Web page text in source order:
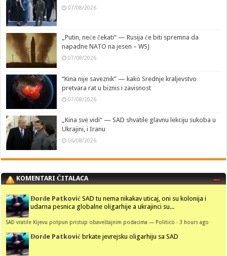
07/08/2026
„Putin, neće čekati“ — Rusija će biti spremna da
napadne NATO na jesen – WSJ
07/08/2026
“Kina nije saveznik” — kako Srednje kraljevstvo
pretvara rat u biznis i zavisnost
07/08/2026
„Kina sve vidi“ — SAD shvatile glavnu lekciju sukoba u
Ukrajini, i Iranu
06/08/2026
KOMENTARI ČITALACA
Đorđe Patković SAD tu nema nikakav uticaj, oni su kolonija i
udarna pesnica globalne oligarhije a ukrajinci su...
SAD vratile Kijevu potpun pristup obaveštajnim podacima — Politico ·3 hours ago
Đorđe Patković brkate jevrejsku oligarhiju sa SAD